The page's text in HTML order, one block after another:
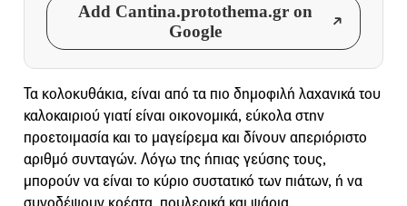
Add Cantina.protothema.gr on
Google
Τα κολοκυθάκια, είναι από τα πιο δημοφιλή λαχανικά του
καλοκαιριού γιατί είναι οικονομικά, εύκολα στην
προετοιμασία και το μαγείρεμα και δίνουν απεριόριστο
αριθμό συνταγών. Λόγω της ήπιας γεύσης τους,
μπορούν να είναι το κύριο συστατικό των πιάτων, ή να